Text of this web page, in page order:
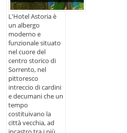
L'Hotel Astoria è
un albergo
moderno e
funzionale situato
nel cuore del
centro storico di
Sorrento, nel
pittoresco
intreccio di cardini
e decumani che un
tempo
costituivano la
città vecchia, ad